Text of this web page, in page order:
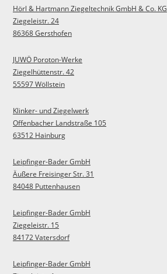
Hörl & Hartmann Ziegeltechnik GmbH & Co. KG
Ziegeleistr. 24
86368 Gersthofen
JUWÖ Poroton-Werke
Ziegelhüttenstr. 42
55597 Wöllstein
Klinker- und Ziegelwerk
Offenbacher Landstraße 105
63512 Hainburg
Leipfinger-Bader GmbH
Äußere Freisinger Str. 31
84048 Puttenhausen
Leipfinger-Bader GmbH
Ziegeleistr. 15
84172 Vatersdorf
Leipfinger-Bader GmbH